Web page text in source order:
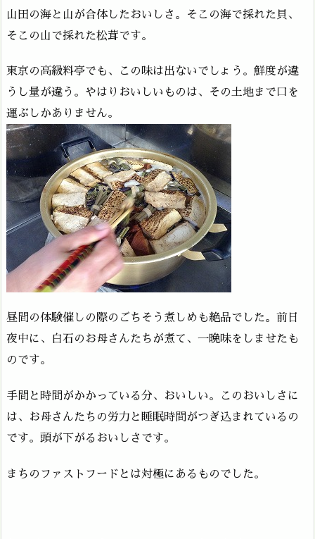
山田の海と山が合体したおいしさ。そこの海で採れた貝、
そこの山で採れた松茸です。
東京の高級料亭でも、この味は出ないでしょう。鮮度が違
うし量が違う。やはりおいしいものは、その土地まで口を
運ぶしかありません。
昼間の体験催しの際のごちそう煮しめも絶品でした。前日
夜中に、白石のお母さんたちが煮て、一晩味をしませたも
のです。
手間と時間がかかっている分、おいしい。このおいしさに
は、お母さんたちの労力と睡眠時間がつぎ込まれているの
です。頭が下がるおいしさです。
まちのファストフードとは対極にあるものでした。